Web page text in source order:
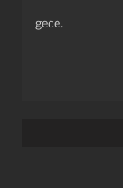
gece.